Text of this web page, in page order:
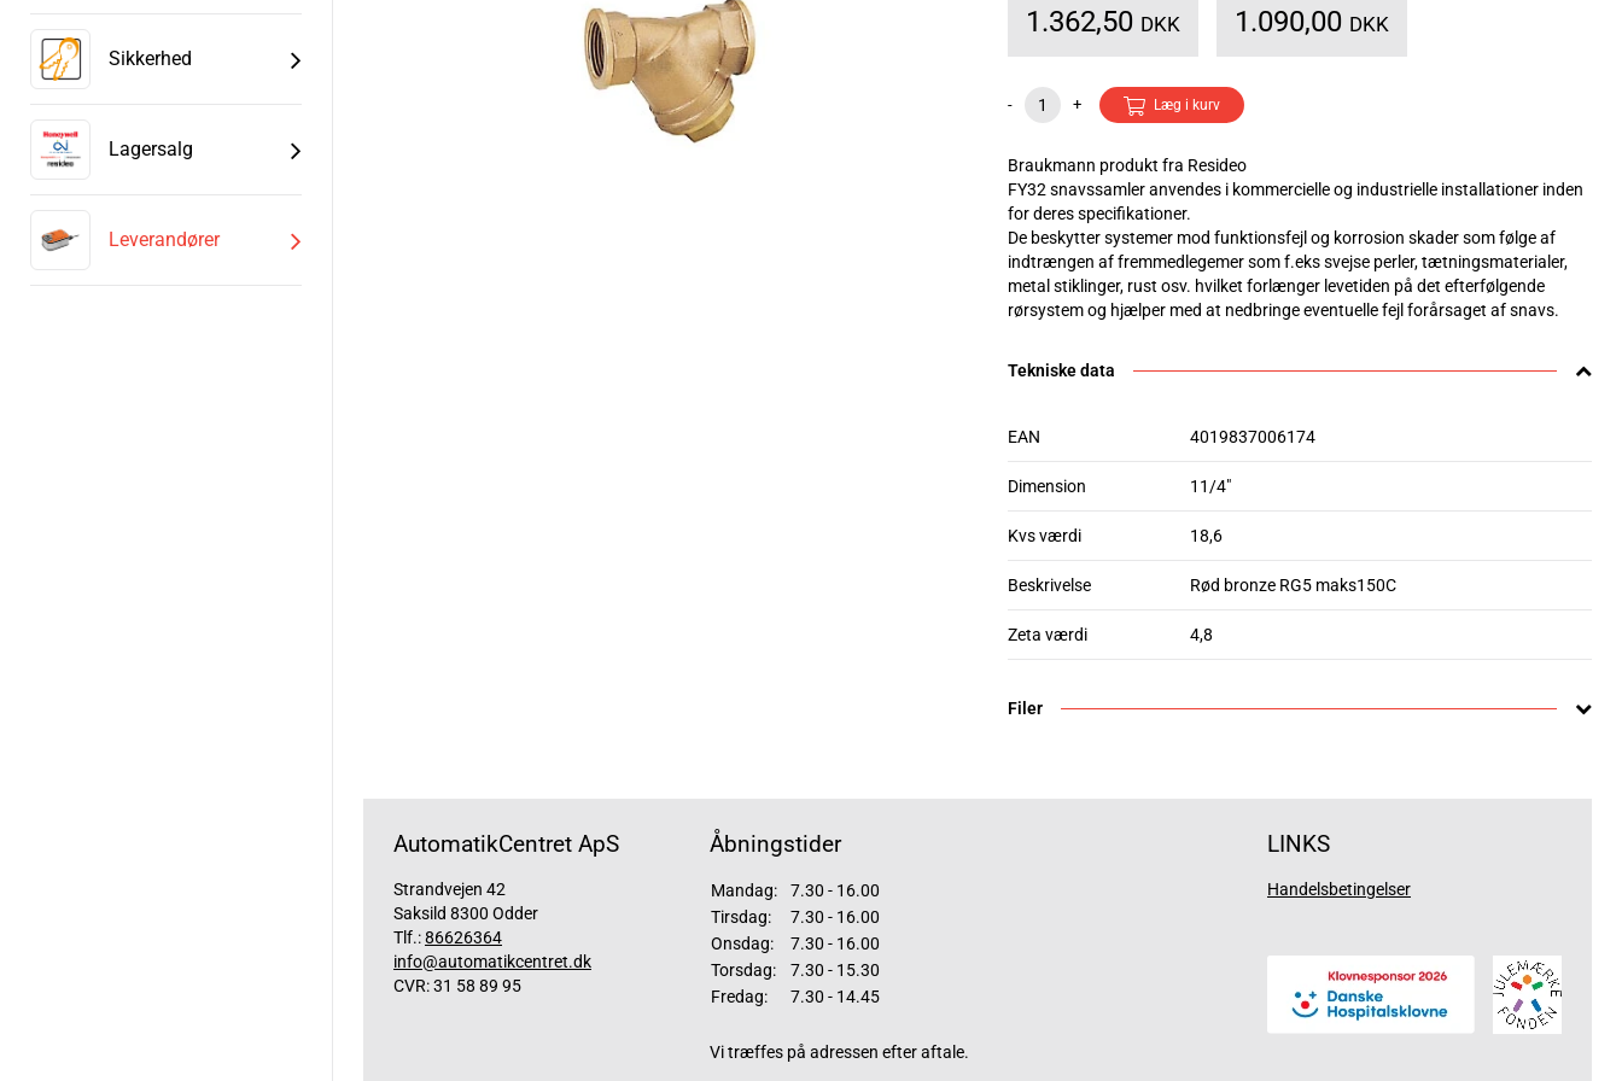
Sikkerhed
Lagersalg
Leverandører
1.362,50 DKK 1.090,00 DKK
- + Læg i kurv
Braukmann produkt fra Resideo
FY32 snavssamler anvendes i kommercielle og industrielle installationer inden
for deres specifikationer.
De beskytter systemer mod funktionsfejl og korrosion skader som følge af
indtrængen af fremmedlegemer som f.eks svejse perler, tætningsmaterialer,
metal stiklinger, rust osv. hvilket forlænger levetiden på det efterfølgende
rørsystem og hjælper med at nedbringe eventuelle fejl forårsaget af snavs.
Tekniske data
EAN 4019837006174
Dimension 11/4"
Kvs værdi 18,6
Beskrivelse Rød bronze RG5 maks150C
Zeta værdi 4,8
Filer
AutomatikCentret ApS
Strandvejen 42
Saksild 8300 Odder
Tlf.:86626364
info@automatikcentret.dk
CVR: 31 58 89 95
Åbningstider
Mandag:
7.30 - 16.00
Tirsdag:
7.30 - 16.00
Onsdag:
7.30 - 16.00
Torsdag:
7.30 - 15.30
Fredag:
7.30 - 14.45
Vi træffes på adressen efter aftale.
LINKS
Handelsbetingelser